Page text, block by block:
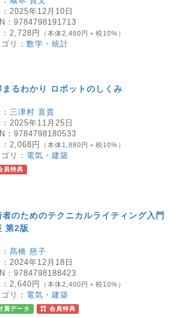
2025年12月10日
： 9784798191713
2,728円 （本体2,480円＋税10%）
リ： 数学・統計
まるわかり ロボットのしくみ
三津村 直貴
2025年11月25日
： 9784798180533
2,068円 （本体1,880円＋税10%）
リ： 電気・建築
員特典
者のためのテクニカルライティング入門
第2版
髙橋 慈子
2024年12月18日
： 9784798188423
2,640円 （本体2,400円＋税10%）
リ： 電気・建築
属データ 会員特典